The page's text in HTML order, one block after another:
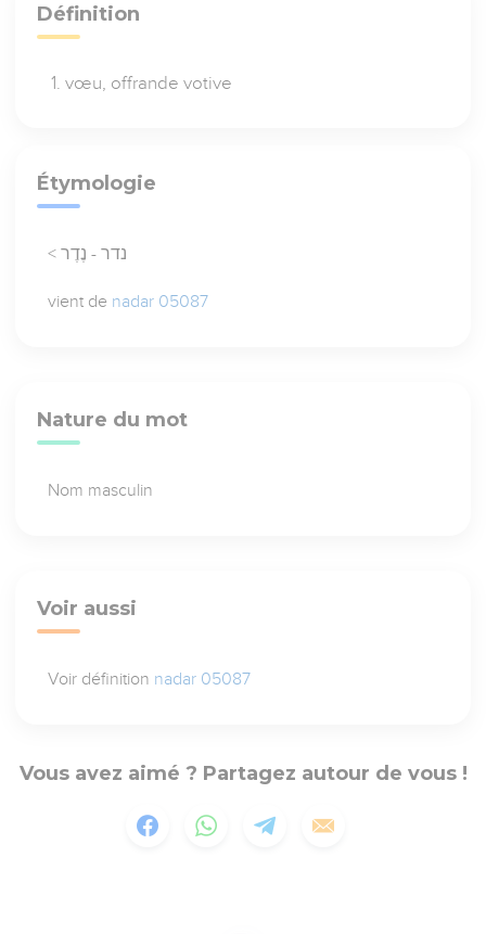
Définition
vœu, offrande votive
Étymologie
< נדר - נֶדֶר
vient de nadar 05087
Nature du mot
Nom masculin
Voir aussi
Voir définition nadar 05087
Vous avez aimé ? Partagez autour de vous !